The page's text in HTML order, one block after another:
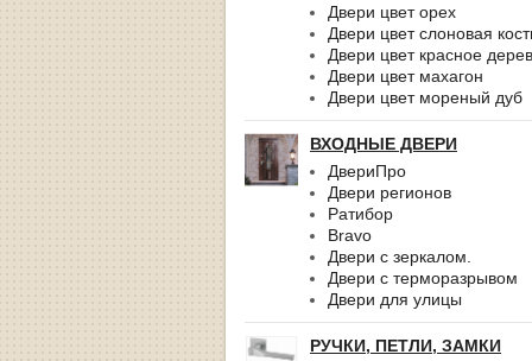
Двери цвет орех
Двери цвет слоновая
Двери цвет красное
Двери цвет махагон
Двери цвет мореный дуб
ВХОДНЫЕ ДВЕРИ
ДвериПро
Двери регионов
Ратибор
Bravo
Двери с зеркалом.
Двери с терморазрывом
Двери для улицы
РУЧКИ, ПЕТЛИ, ЗАМКИ